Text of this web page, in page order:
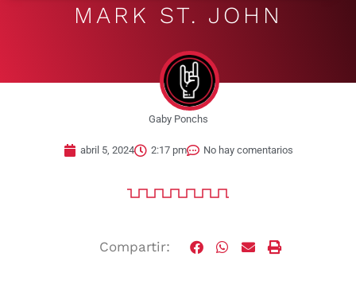
MARK ST. JOHN
Gaby Ponchs
abril 5, 2024 2:17 pm No hay comentarios
Compartir: